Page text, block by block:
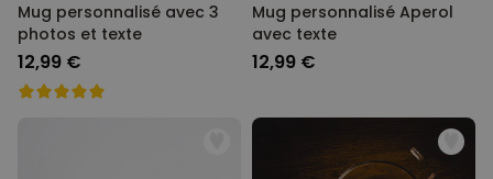
Mug personnalisé avec 3
photos et texte
12,99 €
Mug personnalisé Aperol
avec texte
12,99 €